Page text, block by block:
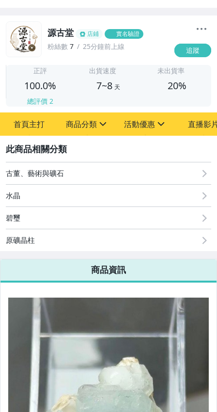
源古堂 店鋪 實名驗證
粉絲數 7 25分鐘前上線 追蹤
正評
100.0%
總評價 2
出貨速度
7~8 天
未出貨率
20%
首頁主打 商品分類
其它
活動優惠
[全店] 周年慶
[全店] 粉絲專享
直播影
古董、藝術與礦石
水晶
碧璽
原礦晶柱
商品資訊